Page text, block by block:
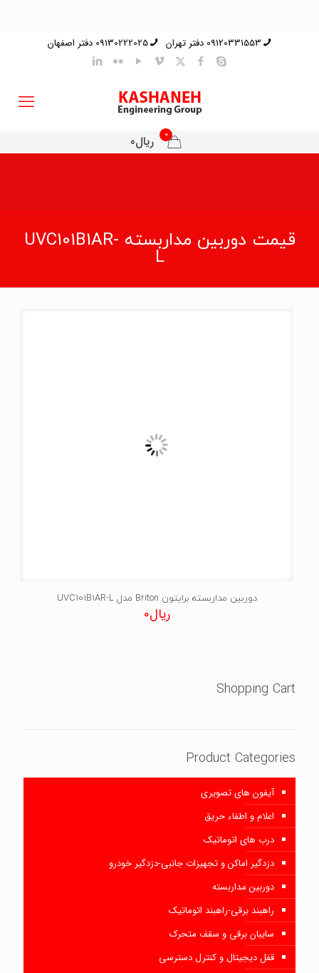
09120331553 دفتر تهران 09130222025 دفتر اصفهان
0 ریال0
قیمت دوربین مداربسته UVC101B1AR-
L
دوربین مداربسته برایتون Briton مدل UVC101B1AR-L
ریال0
Shopping Cart
Product Categories
آیفون های تصویری
اعلام و اطفاء حریق
درب های اتوماتیک
دزدگیر اماکن و تجهیزات جانبی-دزدگیر خودرو
دوربین مداربسته
راهبند برقی-راهبند اتوماتیک
سایبان برقی و سقف متحرک
قفل دیجیتال و کنترل دسترسی